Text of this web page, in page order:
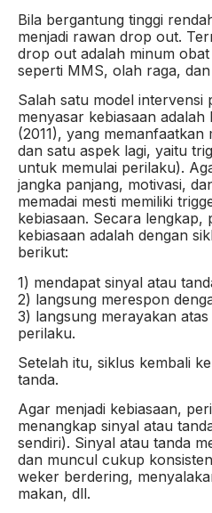
Bila bergantung tinggi
menjadi rawan drop out.
drop out adalah minum
seperti MMS, olah raga,
Salah satu model
menyasar kebiasaan
(2011), yang memanfaatkan
dan satu aspek lagi, yaitu
untuk memulai perilaku).
jangka panjang, motivasi,
memadai mesti memiliki
kebiasaan. Secara lengkap,
kebiasaan adalah dengan
berikut:
1) mendapat sinyal atau
2) langsung merespon
3) langsung merayakan
perilaku.
Setelah itu, siklus kembali
tanda.
Agar menjadi kebiasaan,
menangkap sinyal atau
sendiri). Sinyal atau tanda
dan muncul cukup
weker berdering,
makan, dll.